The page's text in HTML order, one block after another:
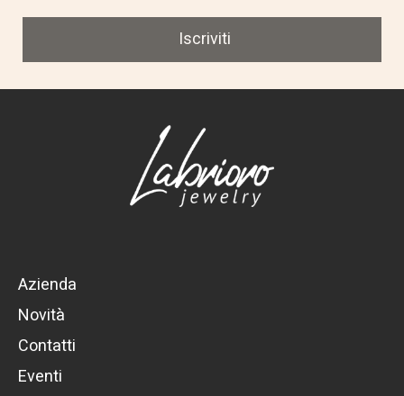
Iscriviti
Azienda
Novità
Contatti
Eventi